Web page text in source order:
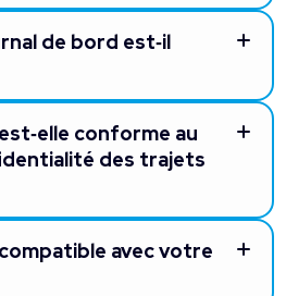
de bord est‑il
conforme au
des trajets
avec votre